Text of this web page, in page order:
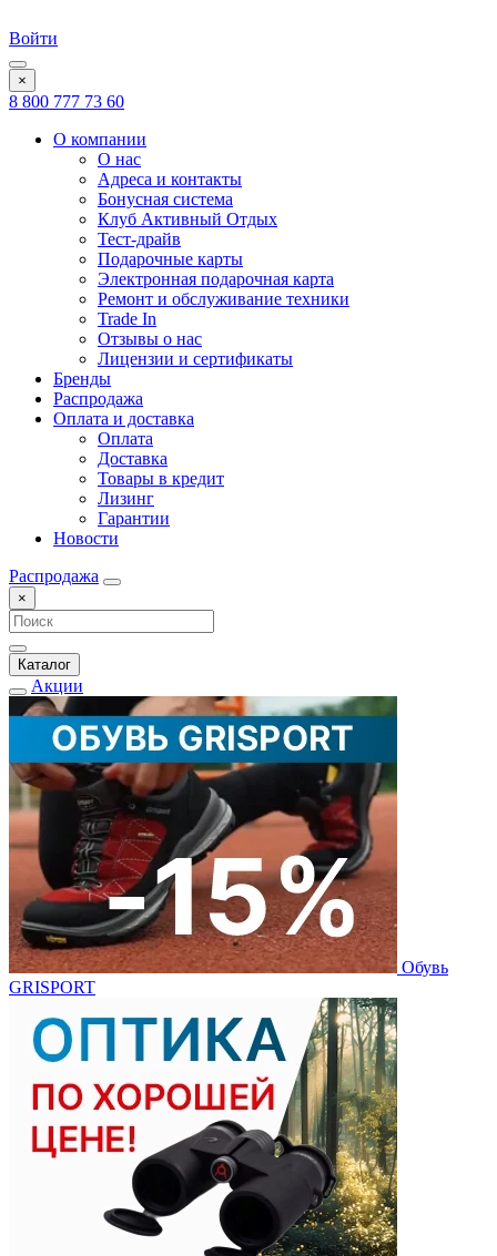
Войти
×
8 800 777 73 60
О компании
О нас
Адреса и контакты
Бонусная система
Клуб Активный Отдых
Тест-драйв
Подарочные карты
Электронная подарочная карта
Ремонт и обслуживание техники
Trade In
Отзывы о нас
Лицензии и сертификаты
Бренды
Распродажа
Оплата и доставка
Оплата
Доставка
Товары в кредит
Лизинг
Гарантии
Новости
Распродажа
×
Каталог
Акции
Обувь
GRISPORT